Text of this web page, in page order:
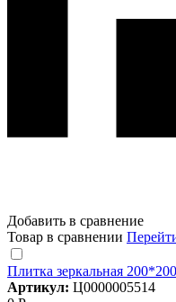
Добавить в сравнение
Товар в сравнении
Плитка зеркальная
Артикул: Ц0000005514